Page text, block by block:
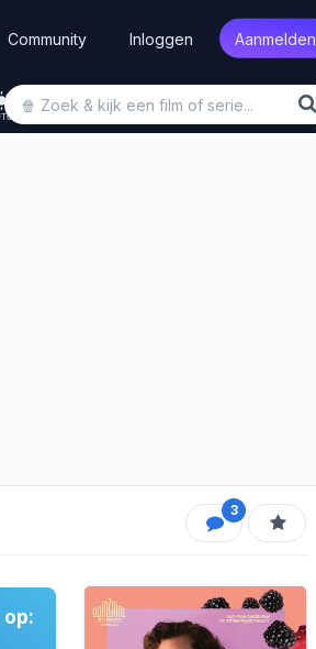
Community Inloggen Aanmelden
3